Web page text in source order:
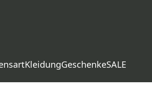
KleidungGeschenkeSALE